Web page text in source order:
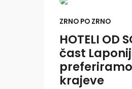
ZRNO PO ZRNO
HOTELI OD
čast
krajeve